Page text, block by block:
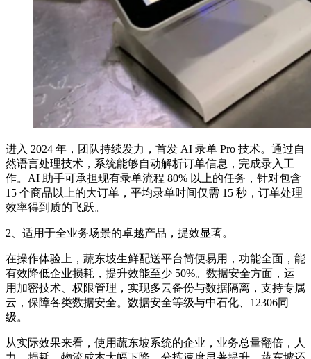
进入 2024 年，团队持续发力，首发 AI 录单 Pro 技术。通过自
然语言处理技术，系统能够自动解析订单信息，完成录入工
作。AI 助手可承担现有录单流程 80% 以上的任务，针对包含
15 个商品以上的大订单，平均录单时间仅需 15 秒，订单处理
效率得到质的飞跃。
2、适用于全业务场景的卓越产品，提效显著。
在操作体验上，蔬东坡生鲜配送平台简便易用，功能全面，能
有效降低企业损耗，提升效能至少 50%。数据安全方面，运
用加密技术、权限管理，实现多云备份与数据隔离，支持专属
云，保障各类数据安全。数据安全等级与中石化、12306同
级。
从实际效果来看，使用蔬东坡系统的企业，业务总量翻倍，人